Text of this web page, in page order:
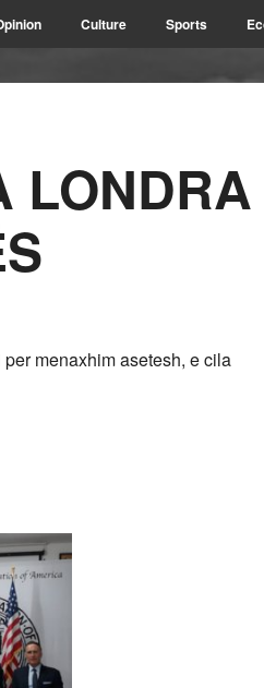
Culture Sports
LONDRA
menaxhim asetesh, e cila